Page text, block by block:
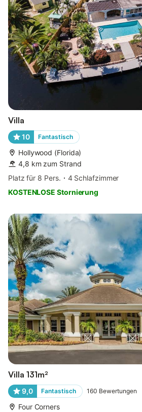
Villa
10 Fantastisch
Hollywood (Florida)
4,8 km zum Strand
Platz für 8 Pers.
4 Schlafzimmer
KOSTENLOSE Stornierung
Villa 131m²
9,0 Fantastisch 160 Bewertungen
Four Corners